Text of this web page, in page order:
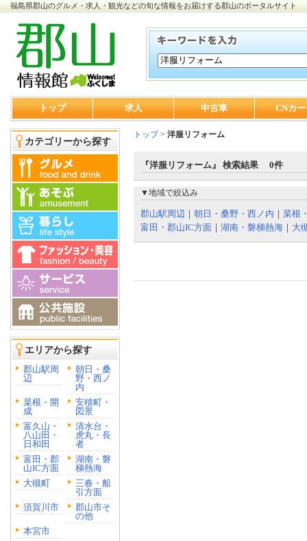
福島県郡山のグルメ・求人・観光などの旬な情報をお届けする郡山のポータルサイト
トップ 求人 中古車 CNカ
カテゴリーから探す
エリアから探す
郡山駅周
辺
朝日・桑
野・西ノ
内
菜根・開
成
安積町・
図景
富久山・
八山田・
日和田
清水台・
虎丸・長
者
富田・郡
山IC方面
湖南・磐
梯熱海
大槻町
三春・船
引方面
須賀川市
郡山市そ
の他
本宮市
トップ> 洋服リフォーム
『洋服リフォーム』 検索結果 0件
▼地域で絞込み
郡山駅周辺 ｜ 朝日・桑野・西ノ内 ｜ 菜根
富田・郡山IC方面 ｜ 湖南・磐梯熱海 ｜ 大